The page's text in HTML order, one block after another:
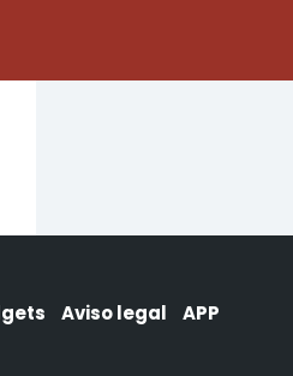
Aviso legal APP